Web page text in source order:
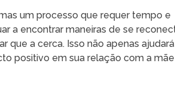
um processo que requer tempo e
a encontrar maneiras de se
que a cerca. Isso não apenas ajudará
positivo em sua relação com a